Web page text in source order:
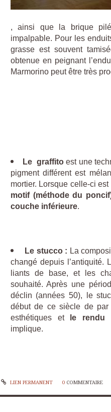
, ainsi que la brique
impalpable. Pour les
grasse est souvent
obtenue en peignant
Marmorino peut être très
Le graffitoest une
pigment différent est
mortier. Lorsque celle-ci
motif (méthode du
couche inférieure.
Le stucco : La
changé depuis l’antiquité.
liants de base, et les
souhaité. Après une
déclin (années 50), le
début de ce siècle de par
esthétiques et
le rendu
implique.
LIEN PERMANENT 0 COMMENTAIRE